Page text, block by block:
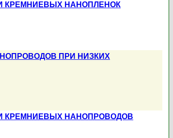
КРЕМНИЕВЫХ НАНОПЛЕНОК
ПРИ НИЗКИХ
КРЕМНИЕВЫХ НАНОПРОВОДОВ